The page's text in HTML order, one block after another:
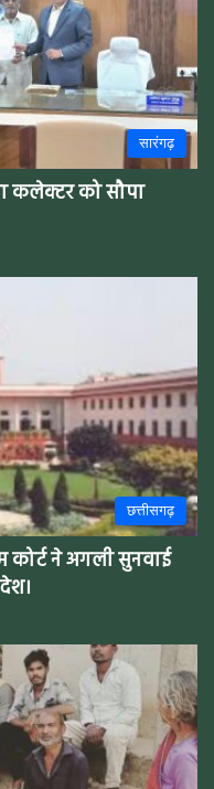
सारंगढ़
कलेक्टर को सौपा
छत्तीसगढ़
कोर्ट ने अगली सुनवाई